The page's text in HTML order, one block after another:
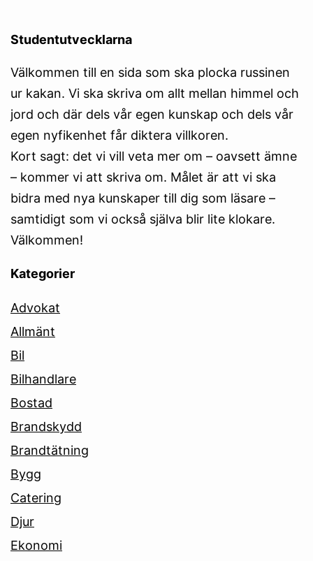
Studentutvecklarna
Välkommen till en sida som ska plocka russinen
ur kakan. Vi ska skriva om allt mellan himmel och
jord och där dels vår egen kunskap och dels vår
egen nyfikenhet får diktera villkoren.
Kort sagt: det vi vill veta mer om – oavsett ämne
– kommer vi att skriva om. Målet är att vi ska
bidra med nya kunskaper till dig som läsare –
samtidigt som vi också själva blir lite klokare.
Välkommen!
Kategorier
Advokat
Allmänt
Bil
Bilhandlare
Bostad
Brandskydd
Brandtätning
Bygg
Catering
Djur
Ekonomi